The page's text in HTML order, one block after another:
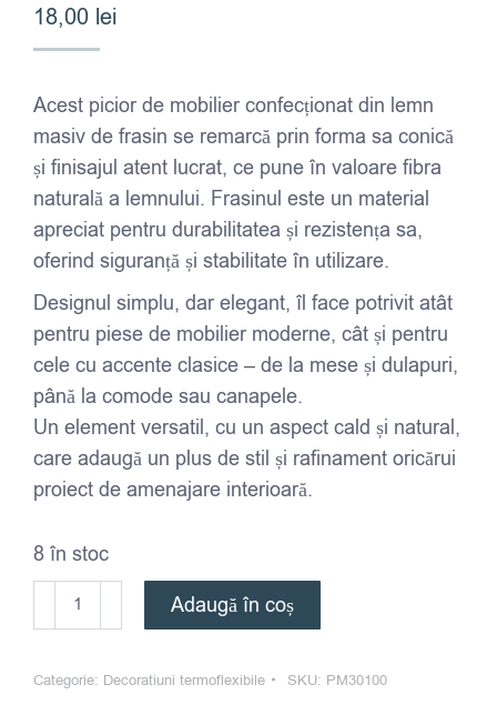
18,00 lei
Acest picior de mobilier confecționat din lemn
masiv de frasin se remarcă prin forma sa conică
și finisajul atent lucrat, ce pune în valoare fibra
naturală a lemnului. Frasinul este un material
apreciat pentru durabilitatea și rezistența sa,
oferind siguranță și stabilitate în utilizare.
Designul simplu, dar elegant, îl face potrivit atât
pentru piese de mobilier moderne, cât și pentru
cele cu accente clasice – de la mese și dulapuri,
până la comode sau canapele.
Un element versatil, cu un aspect cald și natural,
care adaugă un plus de stil și rafinament oricărui
proiect de amenajare interioară.
8 în stoc
Cantitate
Picioare
-
Adaugă în coș
Categorie: Decoratiuni termoflexibile SKU: PM30100